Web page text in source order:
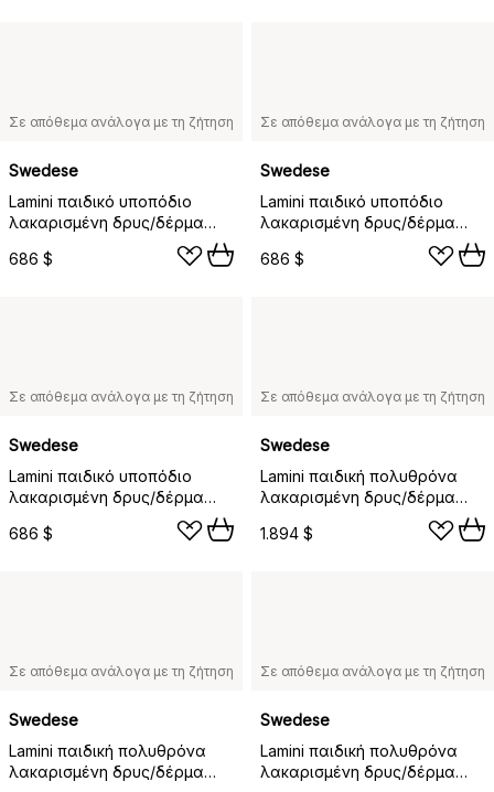
Σε απόθεμα ανάλογα με τη ζήτηση
Swedese
Lamini παιδικό υποπόδιο
λακαρισμένη δρυς/δέρμα
προβάτου, Σαχάρα (καφέ
νουγκά)
686 $
Σε απόθεμα ανάλογα με τη ζήτηση
Swedese
Lamini παιδικό υποπόδιο
λακαρισμένη δρυς/δέρμα
(σκούρο γκρι)
686 $
Σε απόθεμα ανάλογα με τη ζήτηση
Swedese
Lamini παιδικό υποπόδιο
λακαρισμένη δρυς/δέρμα
προβάτου, Αστροφεγγιά
(μπεζ)
686 $
Σε απόθεμα ανάλογα με τη ζήτηση
Swedese
Lamini παιδική πολυθρόνα
λακαρισμένη δρυς/δέρμα
προβάτου, Εσπρέσσο (καφέ)
1.894 $
Σε απόθεμα ανάλογα με τη ζήτηση
Swedese
Lamini παιδική πολυθρόνα
λακαρισμένη δρυς/δέρμα
Σε απόθεμα ανάλογα με τη ζήτηση
Swedese
Lamini παιδική πολυθρόνα
λακαρισμένη δρυς/δέρμα